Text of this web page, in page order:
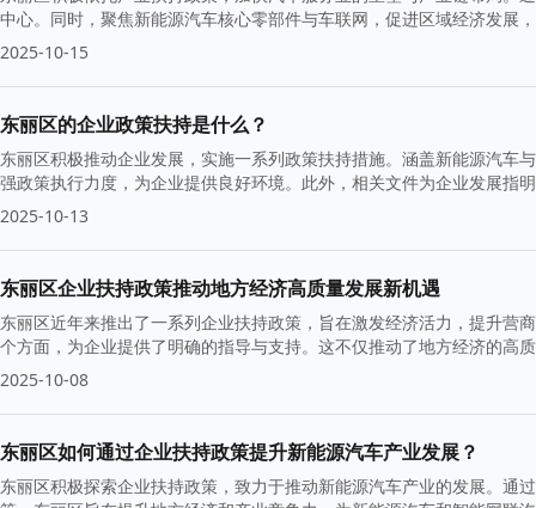
中心。同时，聚焦新能源汽车核心零部件与车联网，促进区域经济发展
2025-10-15
东丽区的企业政策扶持是什么？
东丽区积极推动企业发展，实施一系列政策扶持措施。涵盖新能源汽车
强政策执行力度，为企业提供良好环境。此外，相关文件为企业发展指
2025-10-13
东丽区企业扶持政策推动地方经济高质量发展新机遇
东丽区近年来推出了一系列企业扶持政策，旨在激发经济活力，提升营
个方面，为企业提供了明确的指导与支持。这不仅推动了地方经济的高
2025-10-08
东丽区如何通过企业扶持政策提升新能源汽车产业发展？
东丽区积极探索企业扶持政策，致力于推动新能源汽车产业的发展。通